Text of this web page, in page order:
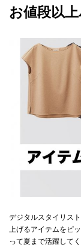
お値段以
デジタルスタイリス
上げるアイテムをピ
って夏まで活躍して